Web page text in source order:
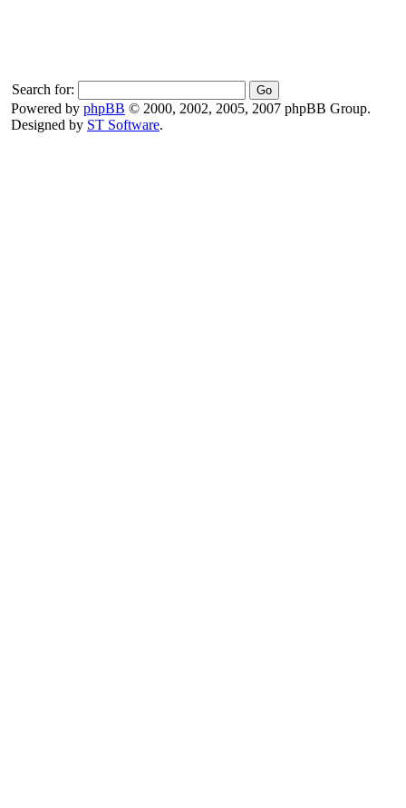
Search for:
Powered by phpBB © 2000, 2002, 2005, 2007 phpBB Group.
Designed by ST Software.